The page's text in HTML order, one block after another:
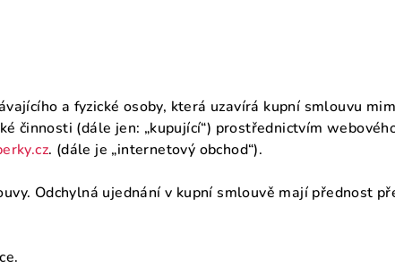
a fyzické osoby, která uzavírá kupní smlouvu
činnosti (dále jen: „kupující“) prostřednictvím
. (dále je „internetový obchod“).
Odchylná ujednání v kupní smlouvě mají přednost